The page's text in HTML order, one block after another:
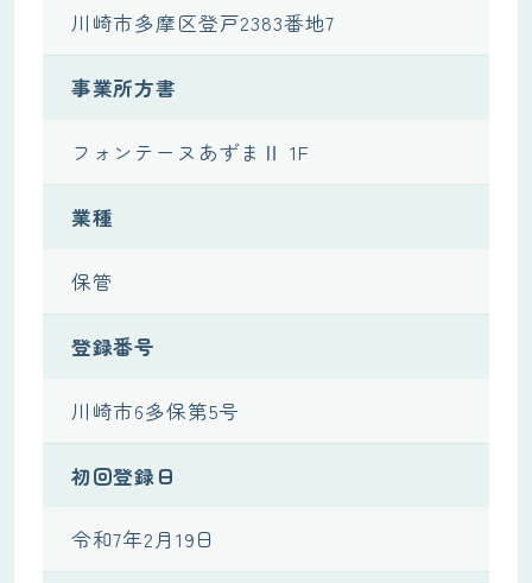
川崎市多摩区登戸2383番地7
事業所方書
フォンテーヌあずまⅡ 1F
業種
保管
登録番号
川崎市6多保第5号
初回登録日
令和7年2月19日